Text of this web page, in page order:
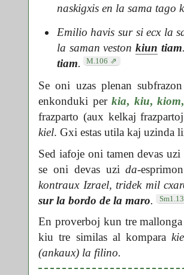
naskigxis en la sama tago
Emilio havis sur si ecx la
la saman vestonkiun tiam
tiam. M.106
Se oni uzas plenan
enkonduki perkia, kiu,kiom,
frazparto (aux kelkaj
kiel. Gxi estas utila kaj uzinda
Sed iafoje oni tamen devas uzi
se oni devas uzida-
kontraux Izrael, tridek mil
sur la bordo de la maro. Sm1.13
En proverboj kun tre
kiu tre similas al kompara
(ankaux) la filino.